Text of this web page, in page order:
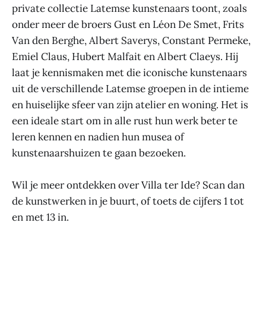
private collectie Latemse kunstenaars toont, zoals
onder meer de broers Gust en Léon De Smet, Frits
Van den Berghe, Albert Saverys, Constant Permeke,
Emiel Claus, Hubert Malfait en Albert Claeys. Hij
laat je kennismaken met die iconische kunstenaars
uit de verschillende Latemse groepen in de intieme
en huiselijke sfeer van zijn atelier en woning. Het is
een ideale start om in alle rust hun werk beter te
leren kennen en nadien hun musea of
kunstenaarshuizen te gaan bezoeken.
Wil je meer ontdekken over Villa ter Ide? Scan dan
de kunstwerken in je buurt, of toets de cijfers 1 tot
en met 13 in.